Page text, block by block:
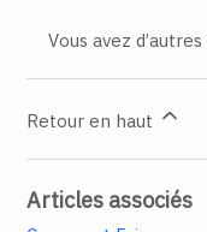
Vous avez
Retour en haut
Articles associés